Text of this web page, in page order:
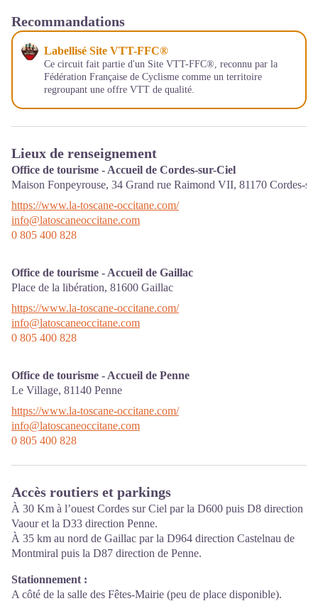
Recommandations
Labellisé Site VTT-FFC®
Ce circuit fait partie d'un Site VTT-FFC®, reconnu par la
Fédération Française de Cyclisme comme un territoire
regroupant une offre VTT de qualité.
Lieux de renseignement
Office de tourisme - Accueil de Cordes-sur-Ciel
Maison Fonpeyrouse, 34 Grand rue Raimond VII, 81170 Cordes-
https://www.la-toscane-occitane.com/
info@latoscaneoccitane.com
0 805 400 828
Office de tourisme - Accueil de Gaillac
Place de la libération, 81600 Gaillac
https://www.la-toscane-occitane.com/
info@latoscaneoccitane.com
0 805 400 828
Office de tourisme - Accueil de Penne
Le Village, 81140 Penne
https://www.la-toscane-occitane.com/
info@latoscaneoccitane.com
0 805 400 828
Accès routiers et parkings
À 30 Km à l’ouest Cordes sur Ciel par la D600 puis D8 direction
Vaour et la D33 direction Penne.
À 35 km au nord de Gaillac par la D964 direction Castelnau de
Montmiral puis la D87 direction de Penne.
Stationnement :
A côté de la salle des Fêtes-Mairie (peu de place disponible).